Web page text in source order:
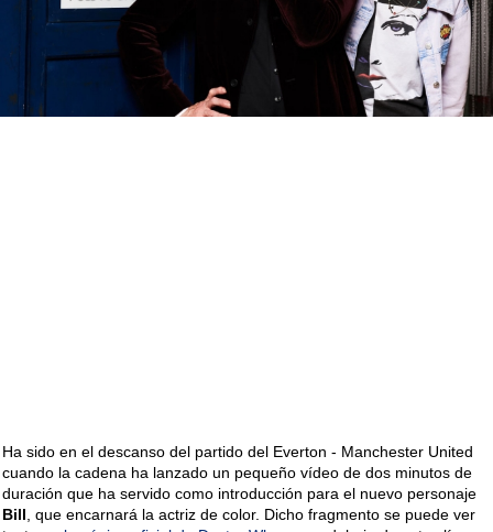
Ha sido en el descanso del partido del Everton - Manchester United
cuando la cadena ha lanzado un pequeño vídeo de dos minutos de
duración que ha servido como introducción para el nuevo personaje
Bill , que encarnará la actriz de color. Dicho fragmento se puede ver